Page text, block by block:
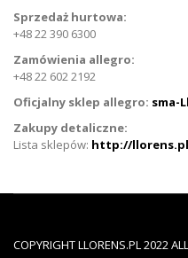
Sprzedaż hurtowa:
+48 22 390 6300
Zamówienia allegro:
+48 22 602 2192
Oficjalny sklep allegro: sma-
Zakupy detaliczne:
Lista sklepów: http://
COPYRIGHT LLORENS.PL 2022